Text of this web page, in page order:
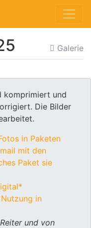
Galerie
komprimiert und
Die Bilder
in Paketen
mit den
Paket sie
in
und von